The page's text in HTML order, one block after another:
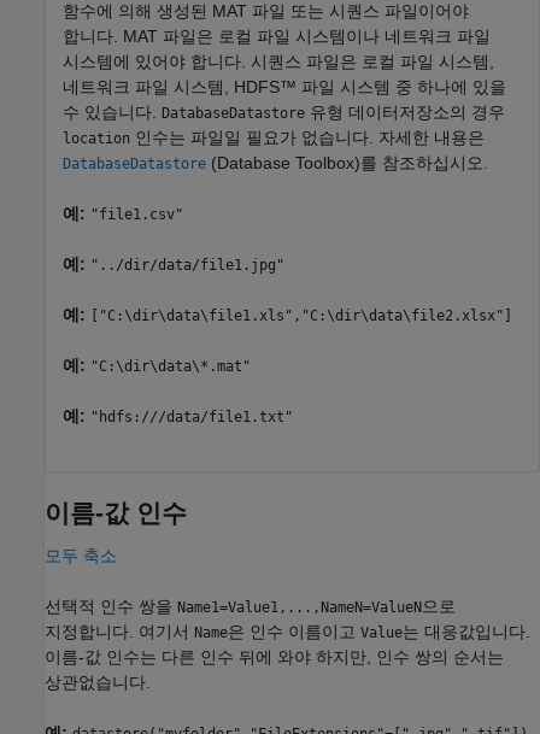
함수에 의해 생성된 MAT 파일 또는 시퀀스 파일이어야
합니다. MAT 파일은 로컬 파일 시스템이나 네트워크 파일
시스템에 있어야 합니다. 시퀀스 파일은 로컬 파일 시스템,
네트워크 파일 시스템, HDFS™ 파일 시스템 중 하나에 있을
수 있습니다.
DatabaseDatastore 유형 데이터저장소의 경우
location 인수는 파일일 필요가 없습니다. 자세한 내용은
DatabaseDatastore (Database Toolbox)를 참조하십시오.
예: "file1.csv"
예: "../dir/data/file1.jpg"
예: ["C:\dir\data\file1.xls","C:\dir\data\file2.xlsx"]
예: "C:\dir\data\*.mat"
예: "hdfs:///data/file1.txt"
이름-값 인수
모두 축소
선택적 인수 쌍을 Name1=Value1,...,NameN=ValueN 으로
지정합니다. 여기서 Name은 인수 이름이고 Value는 대응값입니다.
이름-값 인수는 다른 인수 뒤에 와야 하지만, 인수 쌍의 순서는
상관없습니다.